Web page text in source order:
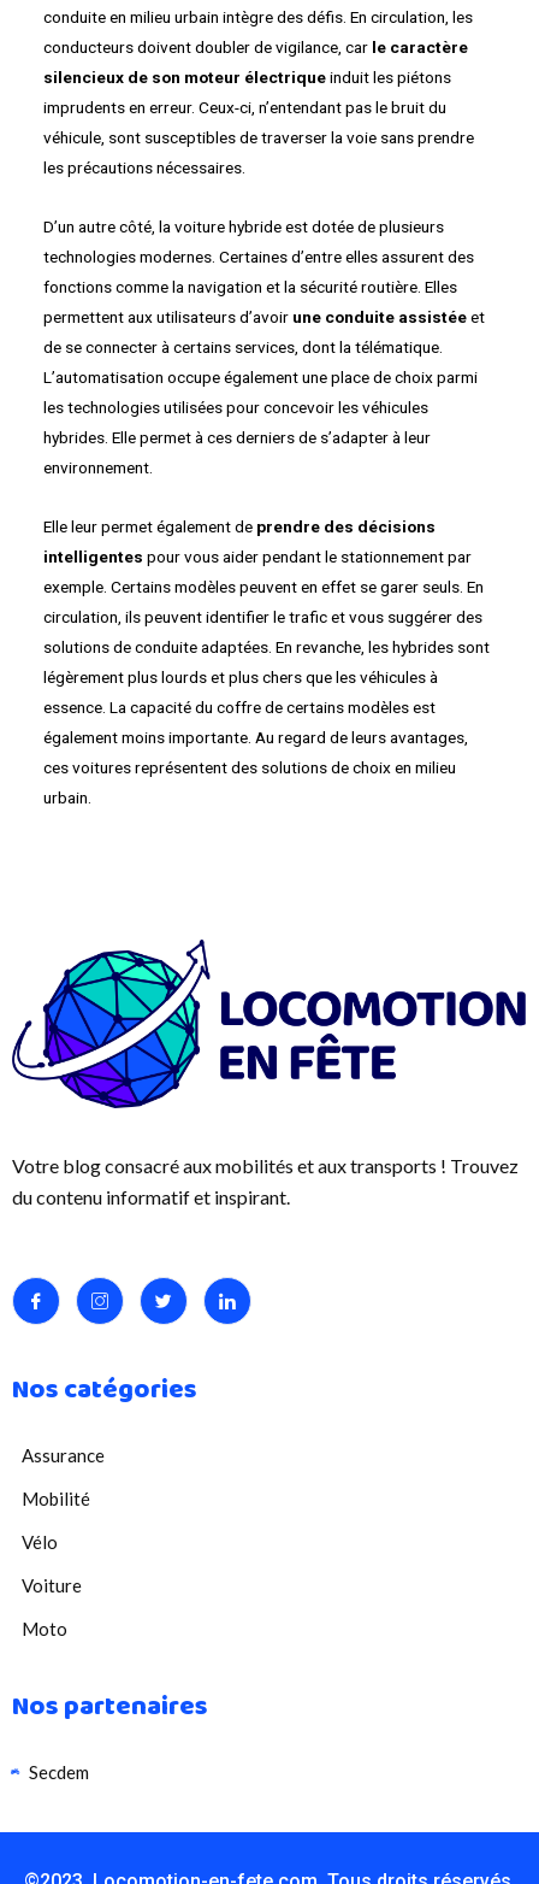
conduite en milieu urbain intègre des défis. En circulation, les
conducteurs doivent doubler de vigilance, car le caractère
silencieux de son moteur électriqueinduit les piétons
imprudents en erreur. Ceux-ci, n’entendant pas le bruit du
véhicule, sont susceptibles de traverser la voie sans prendre
les précautions nécessaires.
D’un autre côté, la voiture hybride est dotée de plusieurs
technologies modernes. Certaines d’entre elles assurent des
fonctions comme la navigation et la sécurité routière. Elles
permettent aux utilisateurs d’avoir une conduite assistéeet
de se connecter à certains services, dont la télématique.
L’automatisation occupe également une place de choix parmi
les technologies utilisées pour concevoir les véhicules
hybrides. Elle permet à ces derniers de s’adapter à leur
environnement.
Elle leur permet également de prendre des décisions
intelligentes pour vous aider pendant le stationnement par
exemple. Certains modèles peuvent en effet se garer seuls. En
circulation, ils peuvent identifier le trafic et vous suggérer des
solutions de conduite adaptées. En revanche, les hybrides sont
légèrement plus lourds et plus chers que les véhicules à
essence. La capacité du coffre de certains modèles est
également moins importante. Au regard de leurs avantages,
ces voitures représentent des solutions de choix en milieu
urbain.
Votre blog consacré aux mobilités et aux transports ! Trouvez
du contenu informatif et inspirant.
Nos catégories
Assurance
Mobilité
Vélo
Voiture
Moto
Nos partenaires
Secdem